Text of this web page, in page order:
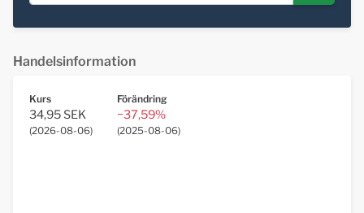
Handelsinformation
Kurs
34,95 SEK
(2026-08-06)
Förändring
−37,59%
(2025-08-06)